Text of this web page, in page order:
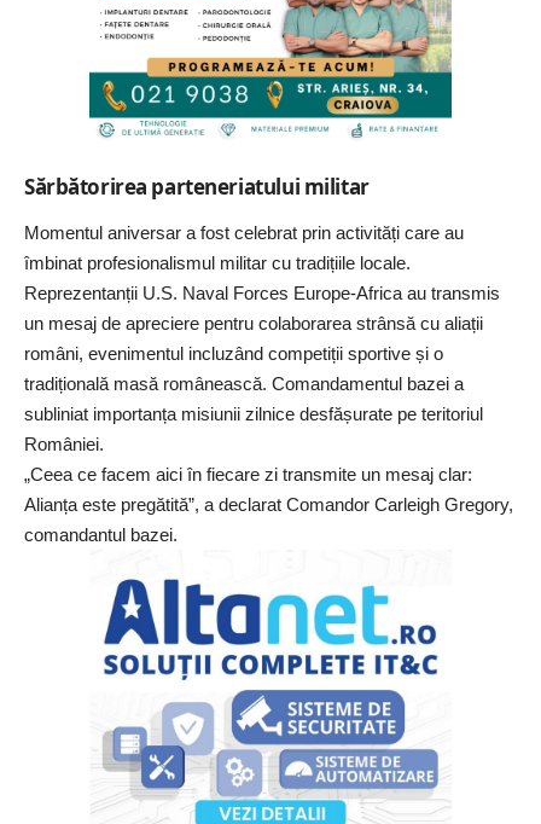
Sărbătorirea parteneriatului militar
Momentul aniversar a fost celebrat prin activități care au
îmbinat profesionalismul militar cu tradițiile locale.
Reprezentanții U.S. Naval Forces Europe-Africa au transmis
un mesaj de apreciere pentru colaborarea strânsă cu aliații
români, evenimentul incluzând competiții sportive și o
tradițională masă românească. Comandamentul bazei a
subliniat importanța misiunii zilnice desfășurate pe teritoriul
României.
„Ceea ce facem aici în fiecare zi transmite un mesaj clar:
Alianța este pregătită”, a declarat Comandor Carleigh Gregory,
comandantul bazei.